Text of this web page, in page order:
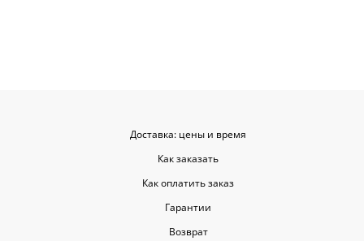
Доставка: цены и время
Как заказать
Как оплатить заказ
Гарантии
Возврат